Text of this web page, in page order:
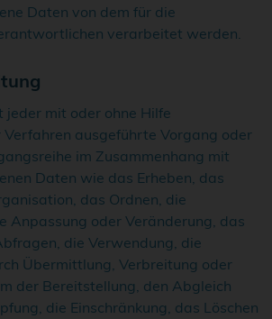
Daten von dem für die
verarbeitet werden.
jeder mit oder ohne Hilfe
ausgeführte Vorgang oder
im Zusammenhang mit
Daten wie das Erheben, das
das Ordnen, die
Anpassung oder Veränderung, das
die Verwendung, die
Übermittlung, Verbreitung oder
der Bereitstellung, den Abgleich
die Einschränkung, das Löschen